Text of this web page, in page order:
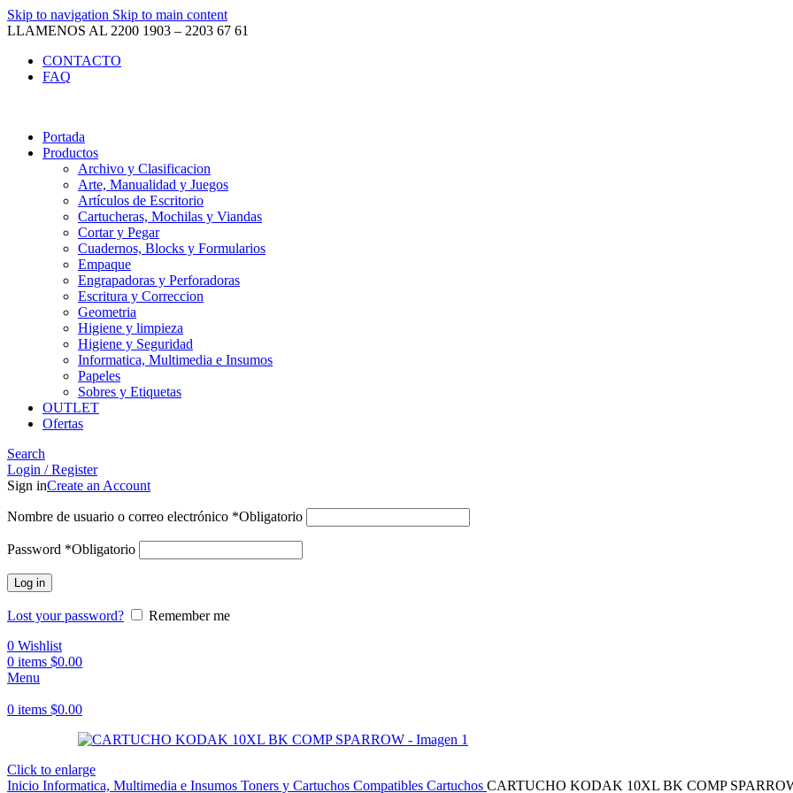
Skip to navigation Skip to main content
LLAMENOS AL 2200 1903 – 2203 67 61
CONTACTO
FAQ
Portada
Productos
Archivo y Clasificacion
Arte, Manualidad y Juegos
Artículos de Escritorio
Cartucheras, Mochilas y Viandas
Cortar y Pegar
Cuadernos, Blocks y Formularios
Empaque
Engrapadoras y Perforadoras
Escritura y Correccion
Geometria
Higiene y limpieza
Higiene y Seguridad
Informatica, Multimedia e Insumos
Papeles
Sobres y Etiquetas
OUTLET
Ofertas
Search
Login / Register
Sign inCreate an Account
Nombre de usuario o correo electrónico *Obligatorio
Password *Obligatorio
Log in
Lost your password?
Remember me
0 Wishlist
0 items $0.00
Menu
0 items $0.00
Click to enlarge
Inicio Informatica, Multimedia e Insumos Toners y Cartuchos Compatibles Cartuchos CARTUCHO KODAK 10XL BK COMP